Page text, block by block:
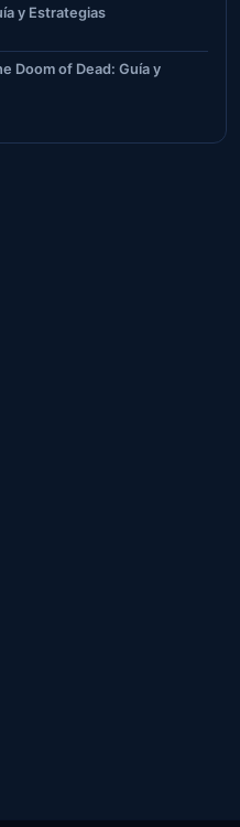
y Estrategias
Doom of Dead: Guía y